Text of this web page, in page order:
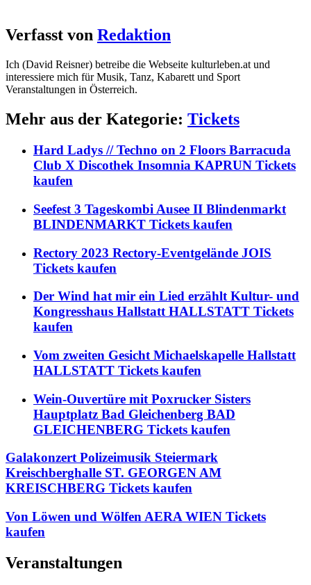
Verfasst von Redaktion
Ich (David Reisner) betreibe die Webseite kulturleben.at und
interessiere mich für Musik, Tanz, Kabarett und Sport
Veranstaltungen in Österreich.
Mehr aus der Kategorie: Tickets
Hard Ladys // Techno on 2 Floors Barracuda
Club X Discothek Insomnia KAPRUN Tickets
kaufen
Seefest 3 Tageskombi Ausee II Blindenmarkt
BLINDENMARKT Tickets kaufen
Rectory 2023 Rectory-Eventgelände JOIS
Tickets kaufen
Der Wind hat mir ein Lied erzählt Kultur- und
Kongresshaus Hallstatt HALLSTATT Tickets
kaufen
Vom zweiten Gesicht Michaelskapelle Hallstatt
HALLSTATT Tickets kaufen
Wein-Ouvertüre mit Poxrucker Sisters
Hauptplatz Bad Gleichenberg BAD
GLEICHENBERG Tickets kaufen
Galakonzert Polizeimusik Steiermark
Kreischberghalle ST. GEORGEN AM
KREISCHBERG Tickets kaufen
Von Löwen und Wölfen AERA WIEN Tickets
kaufen
Veranstaltungen